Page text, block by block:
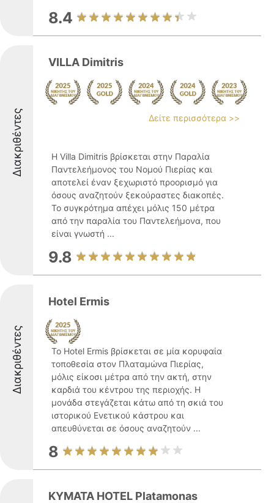
8.4
Διακριθέντες
VILLA Dimitris
Δείτε περισσότερα >>
Η Villa Dimitris βρίσκεται στην Παραλία
Παντελεήμονος του Νομού Πιερίας και
αποτελεί έναν ξεχωριστό προορισμό για
όσους αναζητούν ξεκούραστες διακοπές.
Το συγκρότημα απέχει μόλις 150 μέτρα
από την παραλία του Παντελεήμονα, που
είναι γνωστή ...
9.8
Διακριθέντες
Hotel Ermis
Το Hotel Ermis βρίσκεται σε μία κορυφαία
τοποθεσία στον Πλαταμώνα Πιερίας,
μόλις είκοσι μέτρα από την ακτή, στην
καρδιά του κέντρου της περιοχής. Η
μονάδα στεγάζεται κάτω από τη σκιά του
ιστορικού Ενετικού κάστρου και
απευθύνεται σε όσους αναζητούν ...
8
KYMATA HOTEL Platamonas